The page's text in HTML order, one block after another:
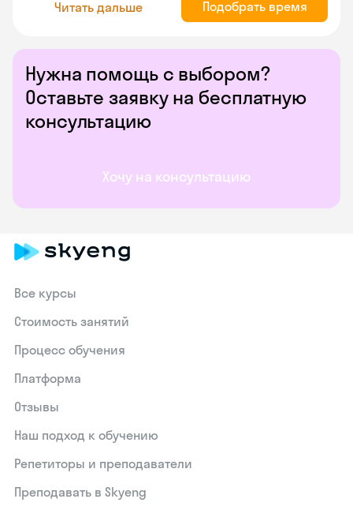
Нужна помощь с выбором?
Оставьте заявку на бесплатную
консультацию
Хочу на консультацию
Читать дальше Подобрать время
Все курсы
Стоимость занятий
Процесс обучения
Платформа
Отзывы
Наш подход к обучению
Репетиторы и преподаватели
Преподавать в Skyeng